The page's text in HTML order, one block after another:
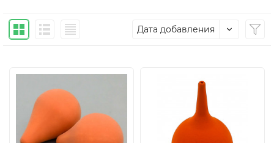
Дата добавления